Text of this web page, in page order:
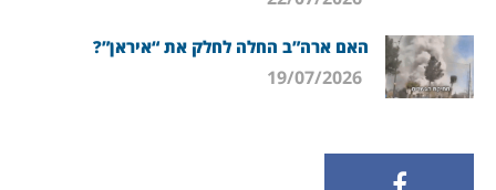
האם ארה”ב החלה לחלק את “איראן”?